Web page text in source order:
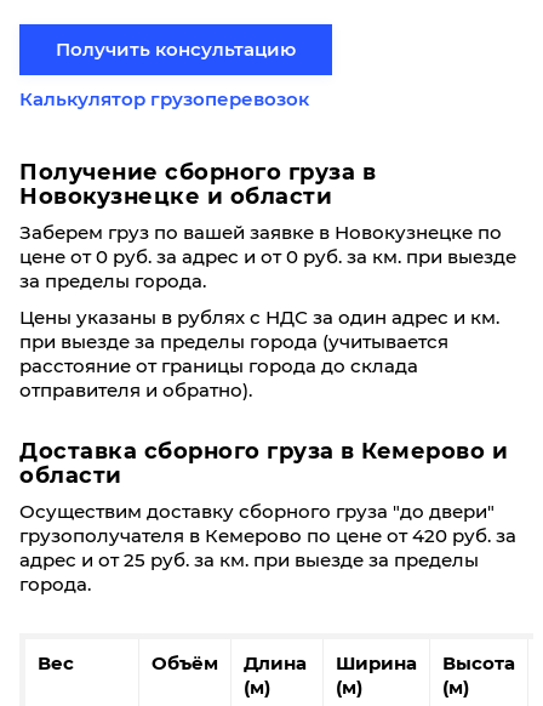
Получить консультацию
Калькулятор грузоперевозок
Получение сборного груза в
Новокузнецке и области
Заберем груз по вашей заявке в Новокузнецке по
цене от 0 руб. за адрес и от 0 руб. за км. при выезде
за пределы города.
Цены указаны в рублях с НДС за один адрес и км.
при выезде за пределы города (учитывается
расстояние от границы города до склада
отправителя и обратно).
Доставка сборного груза в Кемерово и
области
Осуществим доставку сборного груза "до двери"
грузополучателя в Кемерово по цене от 420 руб. за
адрес и от 25 руб. за км. при выезде за пределы
города.
Вес Объём
Длина
(м)
Ширина
(м)
Высота
(м)